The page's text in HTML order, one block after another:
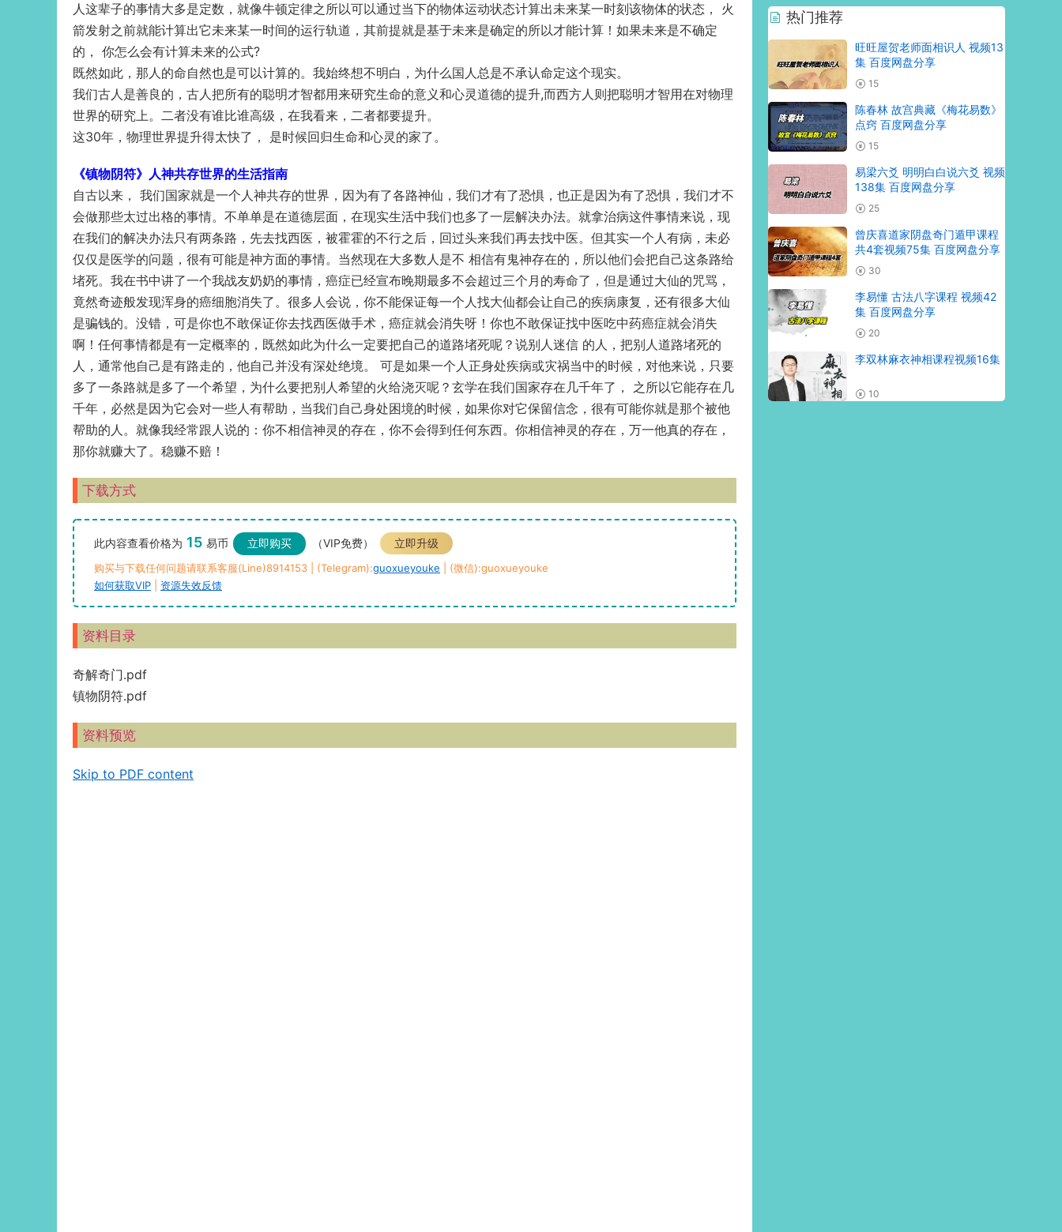
人这辈子的事情大多是定数，就像牛顿定律之所以可以通过当下的物体运动状态计算出未来某一时刻该物体的状态， 火
箭发射之前就能计算出它未来某一时间的运行轨道，其前提就是基于未来是确定的所以才能计算！如果未来是不确定
的， 你怎么会有计算未来的公式?
既然如此，那人的命自然也是可以计算的。我始终想不明白，为什么国人总是不承认命定这个现实。
我们古人是善良的，古人把所有的聪明才智都用来研究生命的意义和心灵道德的提升,而西方人则把聪明才智用在对物理
世界的研究上。二者没有谁比谁高级，在我看来，二者都要提升。
这30年，物理世界提升得太快了， 是时候回归生命和心灵的家了。
《镇物阴符》人神共存世界的生活指南
自古以来， 我们国家就是一个人神共存的世界，因为有了各路神仙，我们才有了恐惧，也正是因为有了恐惧，我们才不
会做那些太过出格的事情。不单单是在道德层面，在现实生活中我们也多了一层解决办法。就拿治病这件事情来说，现
在我们的解决办法只有两条路，先去找西医，被霍霍的不行之后，回过头来我们再去找中医。但其实一个人有病，未必
仅仅是医学的问题，很有可能是神方面的事情。当然现在大多数人是不 相信有鬼神存在的，所以他们会把自己这条路给
堵死。我在书中讲了一个我战友奶奶的事情，癌症已经宣布晚期最多不会超过三个月的寿命了，但是通过大仙的咒骂，
竟然奇迹般发现浑身的癌细胞消失了。很多人会说，你不能保证每一个人找大仙都会让自己的疾病康复，还有很多大仙
是骗钱的。没错，可是你也不敢保证你去找西医做手术，癌症就会消失呀！你也不敢保证找中医吃中药癌症就会消失
啊！任何事情都是有一定概率的，既然如此为什么一定要把自己的道路堵死呢？说别人迷信 的人，把别人道路堵死的
人，通常他自己是有路走的，他自己并没有深处绝境。 可是如果一个人正身处疾病或灾祸当中的时候，对他来说，只要
多了一条路就是多了一个希望，为什么要把别人希望的火给浇灭呢？玄学在我们国家存在几千年了， 之所以它能存在几
千年，必然是因为它会对一些人有帮助，当我们自己身处困境的时候，如果你对它保留信念，很有可能你就是那个被他
帮助的人。就像我经常跟人说的：你不相信神灵的存在，你不会得到任何东西。你相信神灵的存在，万一他真的存在，
那你就赚大了。稳赚不赔！
下载方式
此内容查看价格为 15 易币 立即购买 （VIP免费） 立即升级
购买与下载任何问题请联系客服(Line)8914153 | (Telegram):guoxueyouke | (微信):guoxueyouke
如何获取VIP
资源失效反馈
资料目录
奇解奇门.pdf
镇物阴符.pdf
资料预览
Skip to PDF content
热门推荐
旺旺屋贺老师面相识人 视频13
集 百度网盘分享
15
陈春林 故宫典藏《梅花易数》
点窍 百度网盘分享
15
易梁六爻 明明白白说六爻 视频
138集 百度网盘分享
25
曾庆喜道家阴盘奇门遁甲课程
共4套视频75集 百度网盘分享
30
李易懂 古法八字课程 视频42
集 百度网盘分享
20
李双林麻衣神相课程视频16集
10